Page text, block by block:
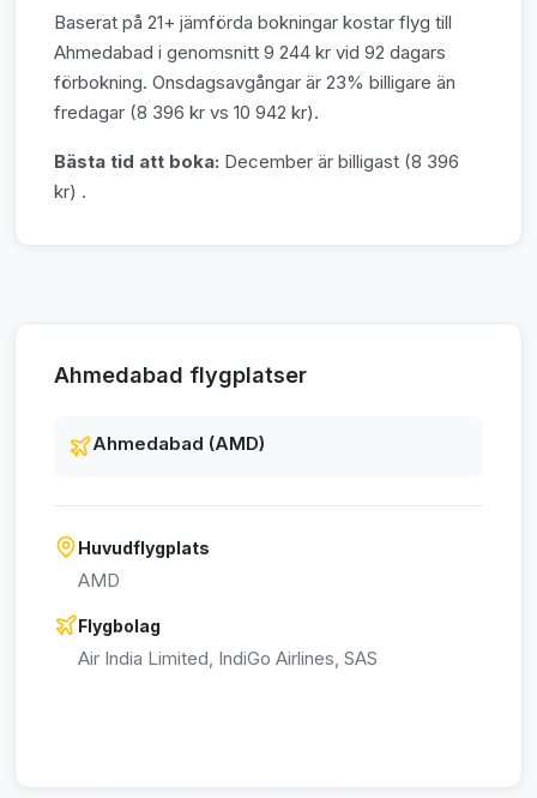
Baserat på 21+ jämförda bokningar kostar flyg till
Ahmedabad i genomsnitt 9 244 kr vid 92 dagars
förbokning. Onsdagsavgångar är 23% billigare än
fredagar (8 396 kr vs 10 942 kr).
Bästa tid att boka: December är billigast (8 396
kr) .
Ahmedabad flygplatser
Ahmedabad (AMD)
Huvudflygplats
AMD
Flygbolag
Air India Limited, IndiGo Airlines, SAS